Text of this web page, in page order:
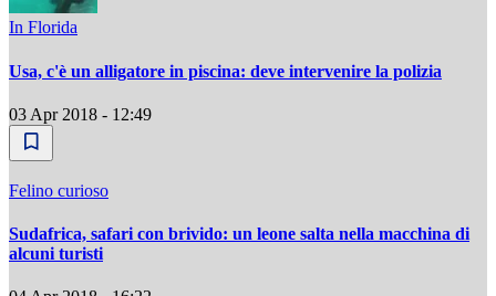
In Florida
Usa, c'è un alligatore in piscina: deve intervenire la polizia
03 Apr 2018 - 12:49
Felino curioso
Sudafrica, safari con brivido: un leone salta nella macchina di
alcuni turisti